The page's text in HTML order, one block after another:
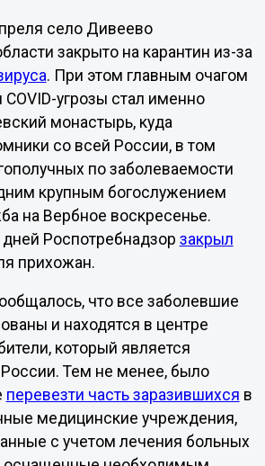
село Дивеево
закрыто на карантин из-за
. При этом главным очагом
угрозы стал именно
монастырь, куда
со всей России, в том
по заболеваемости
крупным богослужением
на Вербное воскресенье.
Роспотребнадзор закрыл
прихожан.
что все заболевшие
и находятся в центре
который является
Тем не менее, было
перевезти часть заразившихся в
медицинские учреждения,
с учетом лечения больных